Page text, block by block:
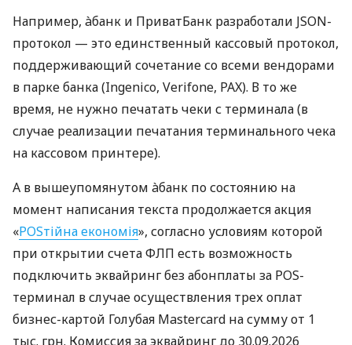
Например, àбанк и ПриватБанк разработали JSON-
протокол — это единственный кассовый протокол,
поддерживающий сочетание со всеми вендорами
в парке банка (Ingenico, Verifone, PAX). В то же
время, не нужно печатать чеки с терминала (в
случае реализации печатания терминального чека
на кассовом принтере).
А в вышеупомянутом àбанк по состоянию на
момент написания текста продолжается акция
«POSтійна економія», согласно условиям которой
при открытии счета ФЛП есть возможность
подключить эквайринг без абонплаты за POS-
терминал в случае осуществления трех оплат
бизнес-картой Голубая Mastercard на сумму от 1
тыс. грн. Комиссия за эквайринг до 30.09.2026